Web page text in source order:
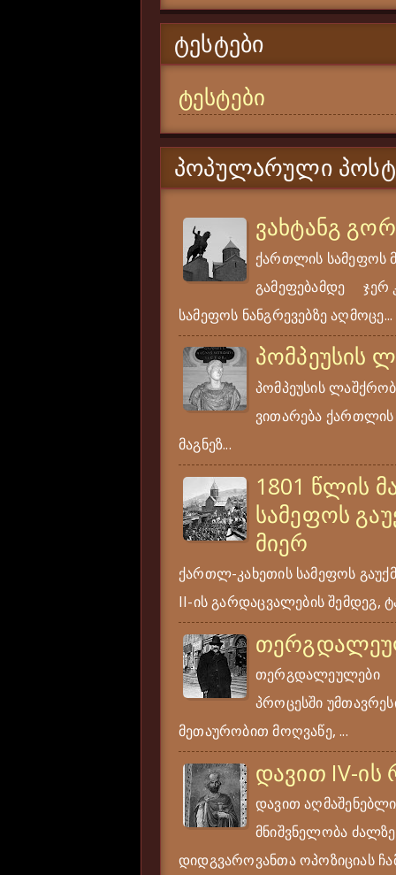
ᲢᲔᲡᲢᲔᲑᲘ
ტესტები
ᲞᲝᲞᲣᲚᲐᲠᲣᲚᲘ
ვახტანგ
ქართლის სამეფოს
გამეფებამდე ჯერ
სამეფოს ნანგრევებზე აღმოცე...
პომპეუსის
პომპეუსის
ვითარება ქართლის
მაგნეზ...
1801 წლის
სამეფოს
მიერ
ქართლ-კახეთის სამეფოს
II-ის გარდაცვალების შემდეგ,
თერგდალეულები
პროცესში
მეთაურობით მოღვაწე, ...
დავით IV-
დავით
მნიშვნელობა
დიდგვაროვანთა ოპოზიციას